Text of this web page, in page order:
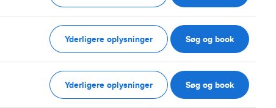
Yderligere oplysninger Søg og book
Yderligere oplysninger Søg og book